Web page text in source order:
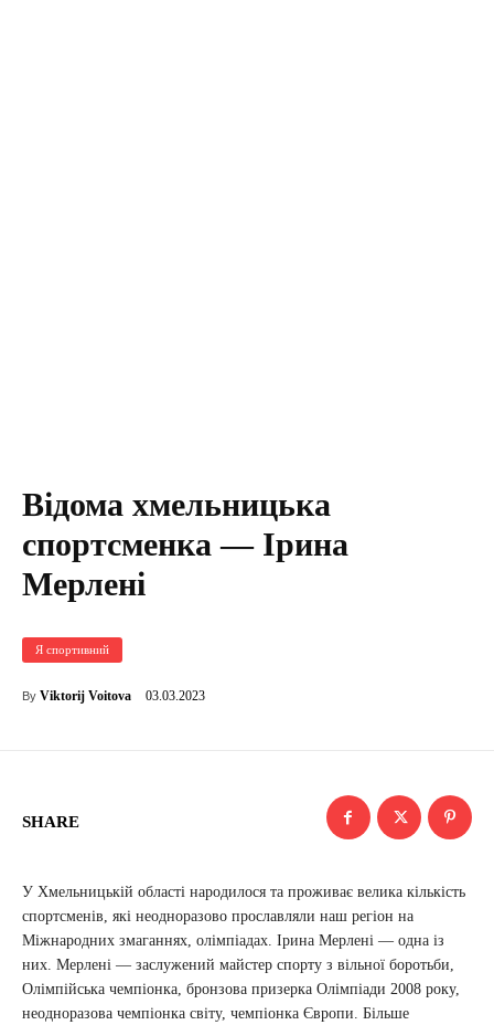
Відома хмельницька
спортсменка — Ірина
Мерлені
Я спортивний
By Viktorij Voitova 03.03.2023
SHARE
У Хмельницькій області народилося та проживає велика кількість
спортсменів, які неодноразово прославляли наш регіон на
Міжнародних змаганнях, олімпіадах. Ірина Мерлені — одна із
них. Мерлені — заслужений майстер спорту з вільної боротьби,
Олімпійська чемпіонка, бронзова призерка Олімпіади 2008 року,
неодноразова чемпіонка світу, чемпіонка Європи. Більше